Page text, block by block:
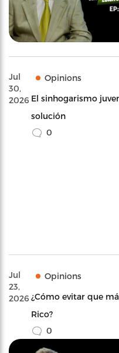
Jul
30,
2026
Opinions
El sinhogarismo
solución
0
Jul
23,
2026
Opinions
¿Cómo evitar que
Rico?
0